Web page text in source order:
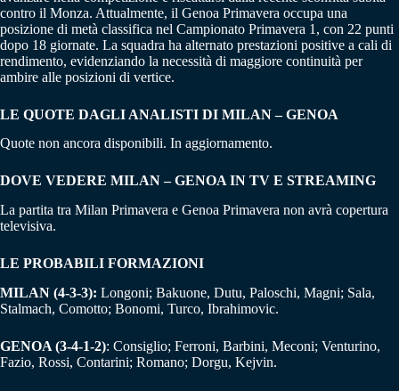
contro il Monza. Attualmente, il Genoa Primavera occupa una
posizione di metà classifica nel Campionato Primavera 1, con 22 punti
dopo 18 giornate. La squadra ha alternato prestazioni positive a cali di
rendimento, evidenziando la necessità di maggiore continuità per
ambire alle posizioni di vertice.
LE QUOTE DAGLI ANALISTI DI MILAN – GENOA
Quote non ancora disponibili. In aggiornamento.
DOVE VEDERE MILAN – GENOA IN TV E STREAMING
La partita tra Milan Primavera e Genoa Primavera non avrà copertura
televisiva.
LE PROBABILI FORMAZIONI
MILAN (4-3-3): Longoni; Bakuone, Dutu, Paloschi, Magni; Sala,
Stalmach, Comotto; Bonomi, Turco, Ibrahimovic.
GENOA (3-4-1-2): Consiglio; Ferroni, Barbini, Meconi; Venturino,
Fazio, Rossi, Contarini; Romano; Dorgu, Kejvin.